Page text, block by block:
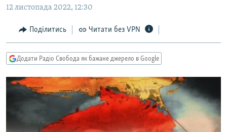
Перейти
пошуку
СУСПІЛЬСТВО
КУЛЬТУРА
УКРАЇНА
СВІТ
ДОНБАС.РЕАЛІЇ
КРИМ.РЕАЛІЇ
СХЕМИ
КИТАЙ.ВИКЛИКИ
МУЛЬТИМЕДІА
12 листопада 2022, 12:30
Поділитись Читати без VPN
Додати Радіо Свобода як бажане джерело в Google